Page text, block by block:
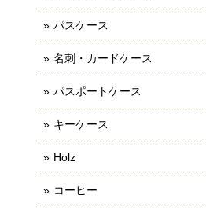
パスケース
名刺・カードケース
パスポートケース
キーケース
Holz
コーヒー